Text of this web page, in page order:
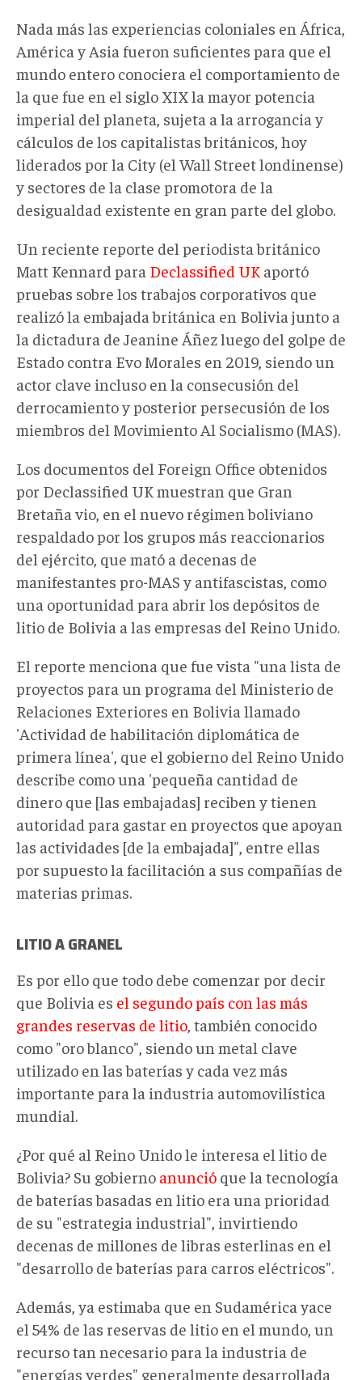
Nada más las experiencias coloniales en África,
América y Asia fueron suficientes para que el
mundo entero conociera el comportamiento de
la que fue en el siglo XIX la mayor potencia
imperial del planeta, sujeta a la arrogancia y
cálculos de los capitalistas británicos, hoy
liderados por la City (el Wall Street londinense)
y sectores de la clase promotora de la
desigualdad existente en gran parte del globo.
Un reciente reporte del periodista británico
Matt Kennard para Declassified UK aportó
pruebas sobre los trabajos corporativos que
realizó la embajada británica en Bolivia junto a
la dictadura de Jeanine Áñez luego del golpe de
Estado contra Evo Morales en 2019, siendo un
actor clave incluso en la consecusión del
derrocamiento y posterior persecusión de los
miembros del Movimiento Al Socialismo (MAS).
Los documentos del Foreign Office obtenidos
por Declassified UK muestran que Gran
Bretaña vio, en el nuevo régimen boliviano
respaldado por los grupos más reaccionarios
del ejército, que mató a decenas de
manifestantes pro-MAS y antifascistas, como
una oportunidad para abrir los depósitos de
litio de Bolivia a las empresas del Reino Unido.
El reporte menciona que fue vista "una lista de
proyectos para un programa del Ministerio de
Relaciones Exteriores en Bolivia llamado
'Actividad de habilitación diplomática de
primera línea', que el gobierno del Reino Unido
describe como una 'pequeña cantidad de
dinero que [las embajadas] reciben y tienen
autoridad para gastar en proyectos que apoyan
las actividades [de la embajada]", entre ellas
por supuesto la facilitación a sus compañías de
materias primas.
LITIO A GRANEL
Es por ello que todo debe comenzar por decir
que Bolivia es el segundo país con las más
grandes reservas de litio , también conocido
como "oro blanco", siendo un metal clave
utilizado en las baterías y cada vez más
importante para la industria automovilística
mundial.
¿Por qué al Reino Unido le interesa el litio de
Bolivia? Su gobierno anunció que la tecnología
de baterías basadas en litio era una prioridad
de su "estrategia industrial", invirtiendo
decenas de millones de libras esterlinas en el
"desarrollo de baterías para carros eléctricos".
Además, ya estimaba que en Sudamérica yace
el 54% de las reservas de litio en el mundo, un
recurso tan necesario para la industria de
"energías verdes" generalmente desarrollada